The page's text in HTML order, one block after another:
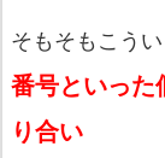
そもそもこう
番号といった
り合い